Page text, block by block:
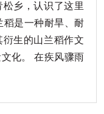
乡，认识了这里
是一种耐旱、耐
生的山兰稻作文
化。 在疾风骤雨